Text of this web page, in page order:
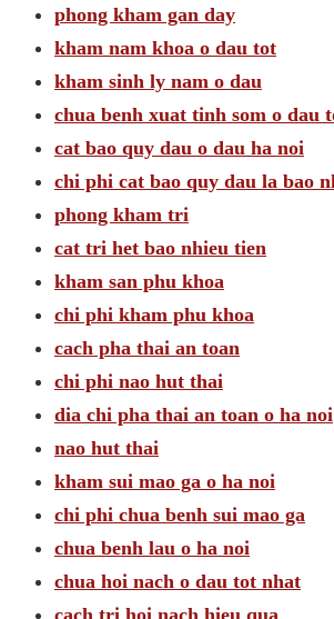
phong kham gan day
kham nam khoa o dau tot
kham sinh ly nam o dau
chua benh xuat tinh som o dau
cat bao quy dau o dau ha noi
chi phi cat bao quy dau la bao
phong kham tri
cat tri het bao nhieu tien
kham san phu khoa
chi phi kham phu khoa
cach pha thai an toan
chi phi nao hut thai
dia chi pha thai an toan o ha noi
nao hut thai
kham sui mao ga o ha noi
chi phi chua benh sui mao ga
chua benh lau o ha noi
chua hoi nach o dau tot nhat
cach tri hoi nach hieu qua